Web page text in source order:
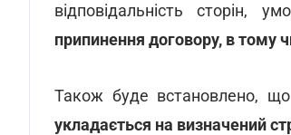
відповідальність сторін,
припинення договору, в тому
Також буде встановлено,
укладається на визначений